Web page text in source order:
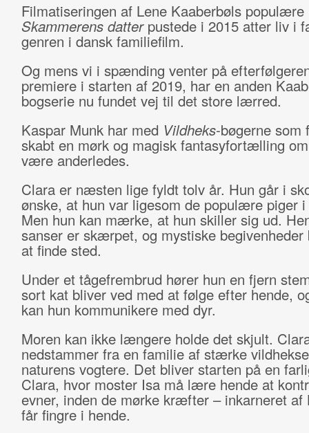
Filmatiseringen af Lene Kaaberbøls populære
Skammerens datterpustede i 2015 atter liv i
genren i dansk familiefilm.
Og mens vi i spænding venter på
premiere i starten af 2019, har en anden
bogserie nu fundet vej til det store lærred.
Kaspar Munk har med Vildheks-bøgerne
skabt en mørk og magisk fantasyfortælling
være anderledes.
Clara er næsten lige fyldt tolv år. Hun går i
ønske, at hun var ligesom de populære piger
Men hun kan mærke, at hun skiller sig ud.
sanser er skærpet, og mystiske begivenheder
at finde sted.
Under et tågefrembrud hører hun en fjern
sort kat bliver ved med at følge efter hende,
kan hun kommunikere med dyr.
Moren kan ikke længere holde det skjult.
nedstammer fra en familie af stærke
naturens vogtere. Det bliver starten på en
Clara, hvor moster Isa må lære hende at
evner, inden de mørke kræfter – inkarneret
får fingre i hende.